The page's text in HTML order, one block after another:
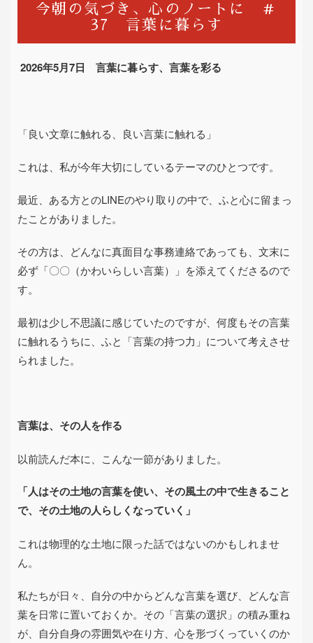
今朝の気づき、心のノートに ＃
37 言葉に暮らす
2026年5月7日 言葉に暮らす、言葉を彩る
「良い文章に触れる、良い言葉に触れる」
これは、私が今年大切にしているテーマのひとつです。
最近、ある方とのLINEのやり取りの中で、ふと心に留まっ
たことがありました。
その方は、どんなに真面目な事務連絡であっても、文末に
必ず「〇〇（かわいらしい言葉）」を添えてくださるので
す。
最初は少し不思議に感じていたのですが、何度もその言葉
に触れるうちに、ふと「言葉の持つ力」について考えさせ
られました。
言葉は、その人を作る
以前読んだ本に、こんな一節がありました。
「人はその土地の言葉を使い、その風土の中で生きること
で、その土地の人らしくなっていく」
これは物理的な土地に限った話ではないのかもしれませ
ん。
私たちが日々、自分の中からどんな言葉を選び、どんな言
葉を日常に置いておくか。その「言葉の選択」の積み重ね
が、自分自身の雰囲気や在り方、心を形づくっていくのか